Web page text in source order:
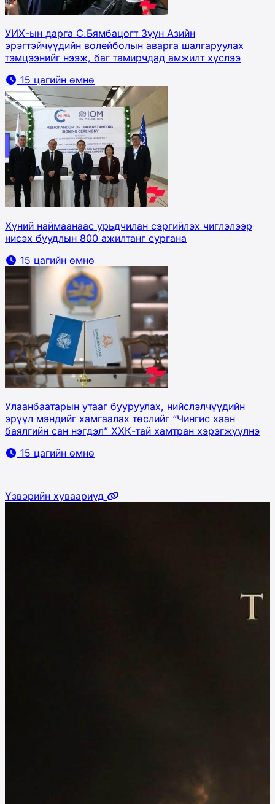
УИХ-ын дарга С.Бямбацогт Зүүн Азийн
эрэгтэйчүүдийн волейболын аварга шалгаруулах
тэмцээнийг нээж, баг тамирчдад амжилт хүслээ
15 цагийн өмнө
Хүний наймаанаас урьдчилан сэргийлэх чиглэлээр
нисэх буудлын 800 ажилтанг сургана
15 цагийн өмнө
Улаанбаатарын утааг бууруулах, нийслэлчүүдийн
эрүүл мэндийг хамгаалах төслийг “Чингис хаан
баялгийн сан нэгдэл” ХХК-тай хамтран хэрэгжүүлнэ
15 цагийн өмнө
Үзвэрийн хуваариуд